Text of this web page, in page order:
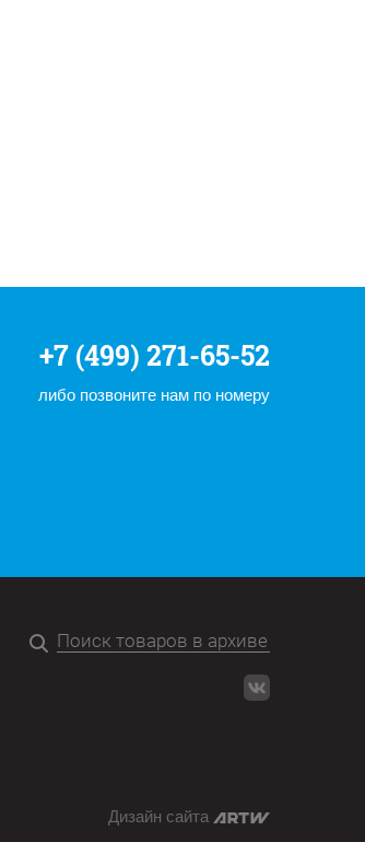
+7 (499) 271-65-52
либо позвоните нам по номеру
Дизайн сайта